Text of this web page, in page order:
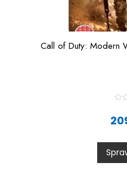
Call of Duty: Modern
t
0
o
u
t